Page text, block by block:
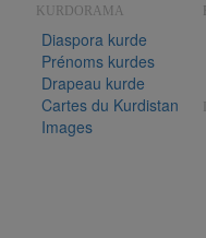
KURDORAMA
Diaspora kurde
Prénoms kurdes
Drapeau kurde
Cartes du Kurdistan
Images